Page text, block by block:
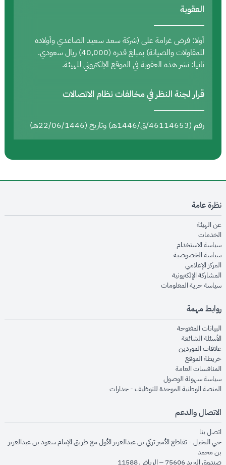
العقوبة
أولا: فرض غرامة على (شركة سعد سعيد الصاعدي وأولاده
للمقاولات والصيانة) بمبلغ قدره (40,000) ريال سعودي.
ثانيا: نشر هذه العقوبة في الموقع الإلكتروني للهيئة.
قرار لجنة النظر في مخالفات نظام الاتصالات
رقم (46114653/ق/1446هـ) وتاريخ (22/06/1446هـ)
نظرة عامة
عن الهيئةopens in new window
الخدماتopens in new window
سياسة الاستخدام
سياسة الخصوصيةopens in new window
المركز الإعلاميopens in new window
المشاركة الإلكترونيةopens in new window
سياسة حرية المعلوماتopens in new window
روابط مهمة
البيانات المفتوحةopens in new window
الأسئلة الشائعةopens in new window
علاقات الموردينopens in new window
خريطة الموقعopens in new window
المنافسات العامةopens in new window
سياسة سهولة الوصولopens in new window
المنصة الوطنية الموحدة للتوظيف - جداراتopens in new window
الاتصال والدعم
اتصل بنا
حي النخيل - تقاطع الأمير تركي بن عبدالعزيز الأول مع طريق الإمام سعود بن عبدالعزيز
بن محمد
صندوق البريد 75606 – الرياض 11588